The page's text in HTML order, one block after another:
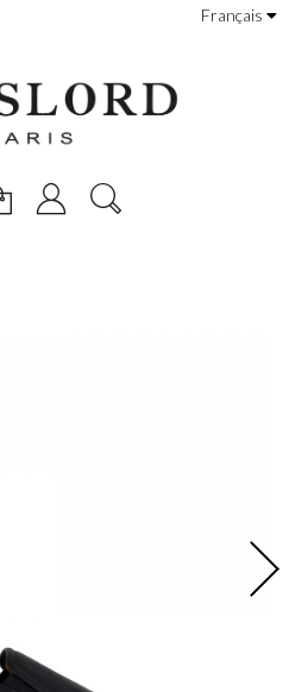
Français